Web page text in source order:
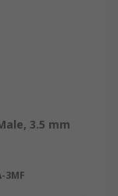
3.5 mm
3MF